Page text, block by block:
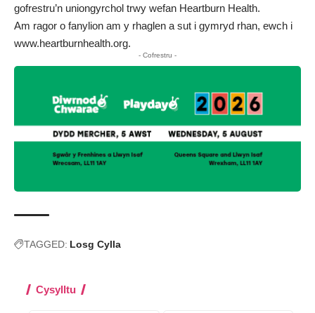
gofrestru’n uniongyrchol trwy wefan Heartburn Health.
Am ragor o fanylion am y rhaglen a sut i gymryd rhan, ewch i
www.heartburnhealth.org.
- Cofrestru -
TAGGED: Losg Cylla
Cysylltu